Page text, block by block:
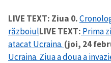
LIVE TEXT: Ziua 0.
războiulLIVE TEXT: Prima
atacat Ucraina. (joi, 24
Ucraina. Ziua a doua a